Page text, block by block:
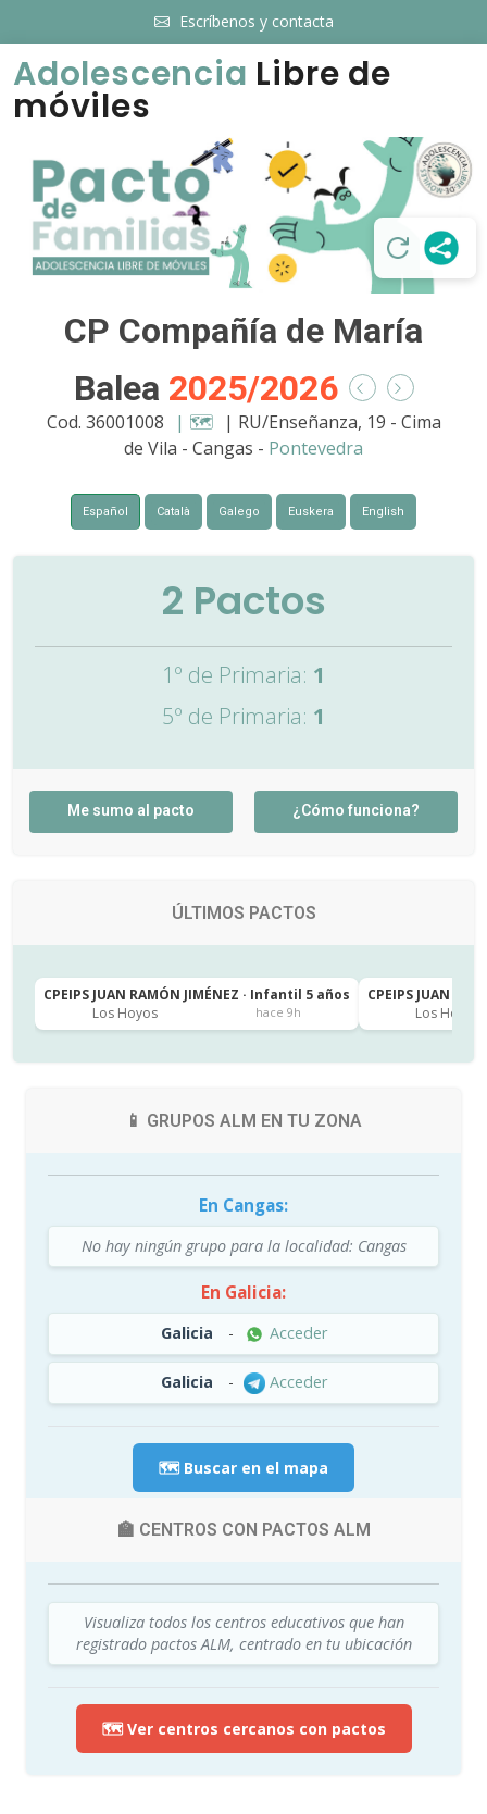
Escríbenos y contacta
Adolescencia Libre de
móviles
CP Compañía de María
Balea 2025/2026
Cod. 36001008 | 🗺️ | RU/Enseñanza, 19 - Cima
de Vila - Cangas - Pontevedra
Español Català Galego Euskera English
2 Pactos
1º de Primaria: 1
5º de Primaria: 1
Me sumo al pacto ¿Cómo funciona?
ÚLTIMOS PACTOS
CPEIPS JUAN RAMÓN JIMÉNEZ · Infantil 5 años
Los Hoyos
hace 9h
CPEIPS JUAN
Los Hoyos
📱 GRUPOS ALM EN TU ZONA
En Cangas:
No hay ningún grupo para la localidad: Cangas
En Galicia:
Galicia - Acceder
Galicia - Acceder
🗺️ Buscar en el mapa
🏫 CENTROS CON PACTOS ALM
Visualiza todos los centros educativos que han
registrado pactos ALM, centrado en tu ubicación
🗺️ Ver centros cercanos con pactos